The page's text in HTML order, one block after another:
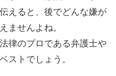
えると、後でどんな嫌が
ませんよね。
律のプロである弁護士や
ストでしょう。